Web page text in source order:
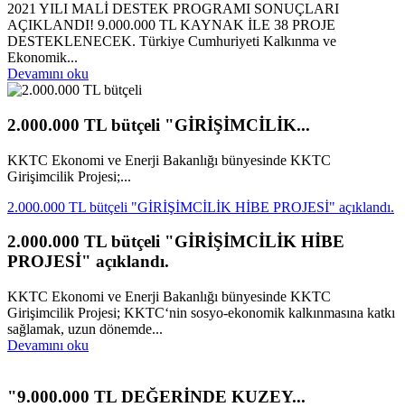
2021 YILI MALİ DESTEK PROGRAMI SONUÇLARI
AÇIKLANDI! 9.000.000 TL KAYNAK İLE 38 PROJE
DESTEKLENECEK. Türkiye Cumhuriyeti Kalkınma ve
Ekonomik...
Devamını oku
2.000.000 TL bütçeli "GİRİŞİMCİLİK...
KKTC Ekonomi ve Enerji Bakanlığı bünyesinde KKTC
Girişimcilik Projesi;...
2.000.000 TL bütçeli "GİRİŞİMCİLİK HİBE PROJESİ" açıklandı.
2.000.000 TL bütçeli "GİRİŞİMCİLİK HİBE
PROJESİ" açıklandı.
KKTC Ekonomi ve Enerji Bakanlığı bünyesinde KKTC
Girişimcilik Projesi; KKTC‘nin sosyo-ekonomik kalkınmasına katkı
sağlamak, uzun dönemde...
Devamını oku
"9.000.000 TL DEĞERİNDE KUZEY...